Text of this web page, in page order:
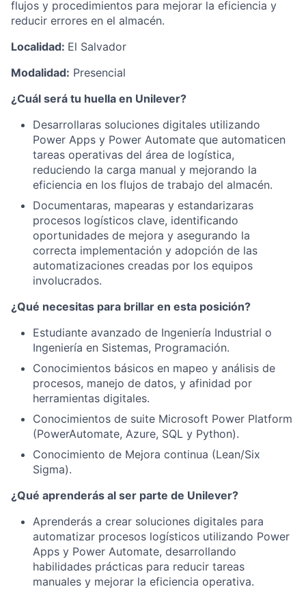
flujos y procedimientos para mejorar la eficiencia y
reducir errores en el almacén.
Localidad: El Salvador
Modalidad: Presencial
¿Cuál será tu huella en Unilever?
Desarrollaras soluciones digitales utilizando
Power Apps y Power Automate que automaticen
tareas operativas del área de logística,
reduciendo la carga manual y mejorando la
eficiencia en los flujos de trabajo del almacén.
Documentaras, mapearas y estandarizaras
procesos logísticos clave, identificando
oportunidades de mejora y asegurando la
correcta implementación y adopción de las
automatizaciones creadas por los equipos
involucrados.
¿Qué necesitas para brillar en esta posición?
Estudiante avanzado de Ingeniería Industrial o
Ingeniería en Sistemas, Programación.
Conocimientos básicos en mapeo y análisis de
procesos, manejo de datos, y afinidad por
herramientas digitales.
Conocimientos de suite Microsoft Power Platform
(PowerAutomate, Azure, SQL y Python).
Conocimiento de Mejora continua (Lean/Six
Sigma).
¿Qué aprenderás al ser parte de Unilever?
Aprenderás a crear soluciones digitales para
automatizar procesos logísticos utilizando Power
Apps y Power Automate, desarrollando
habilidades prácticas para reducir tareas
manuales y mejorar la eficiencia operativa.